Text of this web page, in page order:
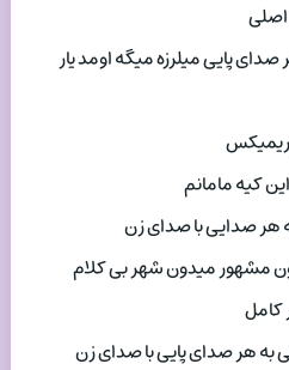
اصلی
پایی میلرزه میگه اومد یار
ریمیکس
کیه مامانم
هر صدایی با صدای زن
مشهور میدون شهر بی کلام
کامل
به هر صدای پایی با صدای زن